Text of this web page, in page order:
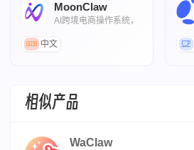
MoonClaw
AI跨境电商操作系统，
管
中文
相似产品
WaClaw